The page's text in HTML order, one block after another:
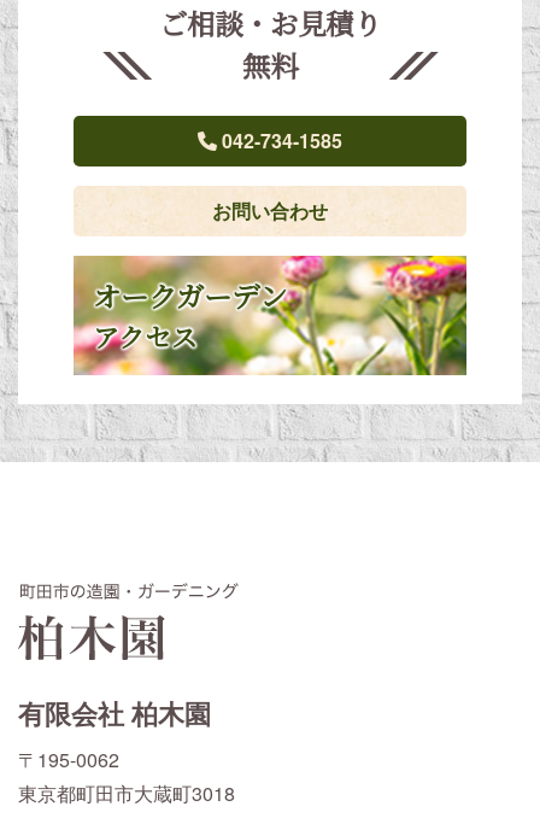
ご相談・お見積り
無料
042-734-1585
お問い合わせ
オークガーデン
アクセス
有限会社 柏木園
〒195-0062
東京都町田市大蔵町3018